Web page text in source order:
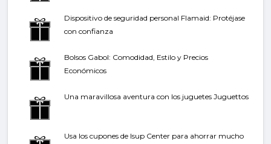
Dispositivo de seguridad personal Flamaid: Protéjase
con confianza
Bolsos Gabol: Comodidad, Estilo y Precios
Económicos
Una maravillosa aventura con los juguetes Juguettos
Usa los cupones de Isup Center para ahorrar mucho